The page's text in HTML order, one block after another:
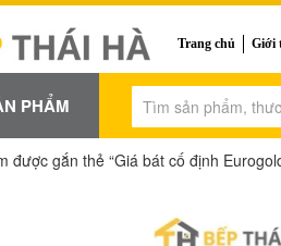
Trang chủ Giới
PHẨM
được gắn thẻ “Giá bát cố định